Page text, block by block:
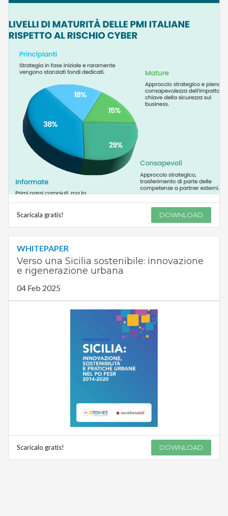
Scaricala gratis! DOWNLOAD
WHITEPAPER
Verso una Sicilia sostenibile: innovazione
e rigenerazione urbana
04 Feb 2025
Scaricalo gratis! DOWNLOAD